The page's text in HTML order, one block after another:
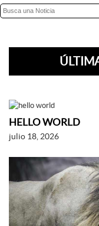
HELLO WORLD
julio 18, 2026